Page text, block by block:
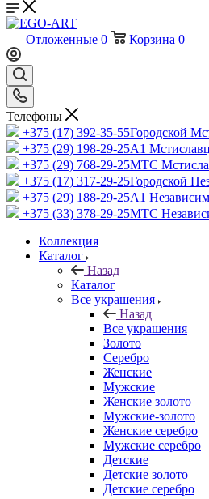
Отложенные 0 Корзина 0
Телефоны
+375 (17) 392-35-55Городской
+375 (29) 198-29-25A1
+375 (29) 768-29-25МТС
+375 (17) 317-29-25Городской
+375 (29) 188-29-25A1
+375 (33) 378-29-25МТС
Коллекция
Каталог
Назад
Каталог
Все украшения
Назад
Все украшения
Золото
Серебро
Женские
Мужские
Женские золото
Мужские-золото
Женские серебро
Мужские серебро
Детские
Детские золото
Детские серебро